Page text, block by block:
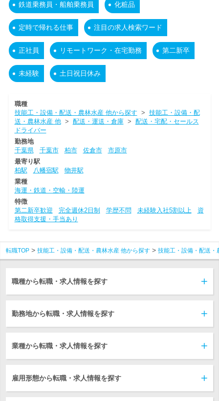
鉄道乗務員・船舶乗務員 化粧品
定時で帰れる仕事 注目の求人検索ワード
正社員 リモートワーク・在宅勤務 第二新卒
未経験 土日祝日休み
職種
技能工・設備・配送・農林水産 他から探す > 技能工・設備・配
送・農林水産 他> 配送・運送・倉庫> 配送・宅配・セールス
ドライバー
勤務地
千葉県
千葉市 柏市 佐倉市
市原市
最寄り駅
柏駅
八幡宿駅
物井駅
業種
海運・鉄道・空輸・陸運
特徴
第二新卒歓迎
完全週休2日制 学歴不問 未経験入社5割以上
資
格取得支援・手当あり
転職TOP 技能工・設備・配送・農林水産 他から探す 技能工・設備・配送・
職種から転職・求人情報を探す
勤務地から転職・求人情報を探す
業種から転職・求人情報を探す
雇用形態から転職・求人情報を探す